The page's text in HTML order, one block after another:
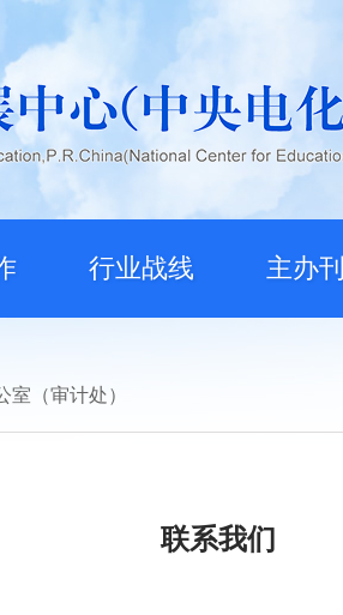
行业战线 主办
室（审计处）
联系我们